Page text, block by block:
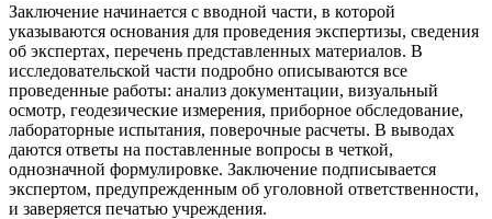
Заключение начинается с вводной части, в которой
указываются основания для проведения экспертизы, сведения
об экспертах, перечень представленных материалов. В
исследовательской части подробно описываются все
проведенные работы: анализ документации, визуальный
осмотр, геодезические измерения, приборное обследование,
лабораторные испытания, поверочные расчеты. В выводах
даются ответы на поставленные вопросы в четкой,
однозначной формулировке. Заключение подписывается
экспертом, предупрежденным об уголовной ответственности,
и заверяется печатью учреждения.